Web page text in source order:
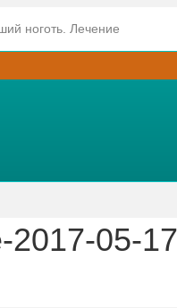
ноготь. Лечение
05-